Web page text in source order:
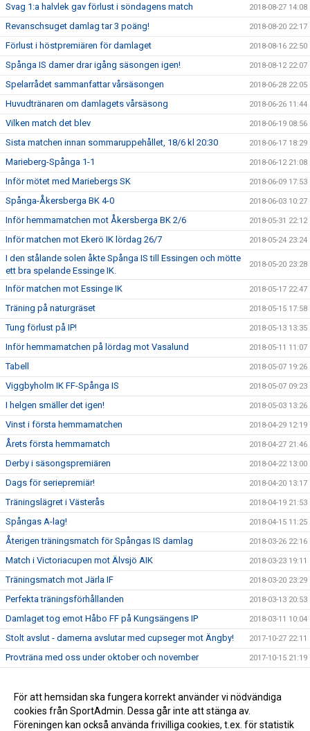
Svag 1:a halvlek gav förlust i söndagens match 2018-08-27 14:08
Revanschsuget damlag tar 3 poäng! 2018-08-20 22:17
Förlust i höstpremiären för damlaget 2018-08-16 22:50
Spånga IS damer drar igång säsongen igen! 2018-08-12 22:07
Spelarrådet sammanfattar vårsäsongen 2018-06-28 22:05
Huvudtränaren om damlagets vårsäsong 2018-06-26 11:44
Vilken match det blev 2018-06-19 08:56
Sista matchen innan sommaruppehållet, 18/6 kl 20:30 2018-06-17 18:29
Marieberg-Spånga 1-1 2018-06-12 21:08
Inför mötet med Mariebergs SK 2018-06-09 17:53
Spånga-Åkersberga BK 4-0 2018-06-03 10:27
Inför hemmamatchen mot Åkersberga BK 2/6 2018-05-31 22:12
Inför matchen mot Ekerö IK lördag 26/7 2018-05-24 23:24
I den stålande solen åkte Spånga IS till Essingen och mötte
ett bra spelande Essinge IK.
2018-05-20 23:28
Inför matchen mot Essinge IK 2018-05-17 22:47
Träning på naturgräset 2018-05-15 17:58
Tung förlust på IP! 2018-05-13 13:35
Inför hemmamatchen på lördag mot Vasalund 2018-05-11 11:07
Tabell 2018-05-07 19:26
Viggbyholm IK FF-Spånga IS 2018-05-07 09:23
I helgen smäller det igen! 2018-05-03 13:26
Vinst i första hemmamatchen 2018-04-29 12:19
Årets första hemmamatch 2018-04-27 21:46
Derby i säsongspremiären 2018-04-22 13:00
Dags för seriepremiär! 2018-04-20 13:17
Träningslägret i Västerås 2018-04-19 21:53
Spångas A-lag! 2018-04-15 11:25
Återigen träningsmatch för Spångas IS damlag 2018-03-26 22:16
Match i Victoriacupen mot Älvsjö AIK 2018-03-23 19:11
Träningsmatch mot Järla IF 2018-03-20 23:29
Perfekta träningsförhållanden 2018-03-13 20:53
Damlaget tog emot Håbo FF på Kungsängens IP 2018-03-11 10:04
Stolt avslut - damerna avslutar med cupseger mot Ängby! 2017-10-27 22:11
Provträna med oss under oktober och november 2017-10-15 21:19
Hitta gamla nyheter och bilder 2017-07-20 10:03
Äntligen! 2017-05-29 16:10
För att hemsidan ska fungera korrekt använder vi nödvändiga
cookies från SportAdmin. Dessa går inte att stänga av.
Föreningen kan också använda frivilliga cookies, t.ex. för statistik